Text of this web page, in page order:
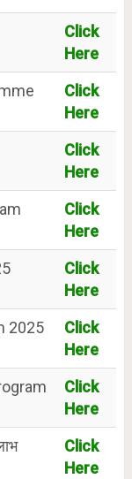
Click
Here
Click
Here
Click
Here
Click
Here
Click
Here
2025
Click
Here
Click
Here
Click
Here